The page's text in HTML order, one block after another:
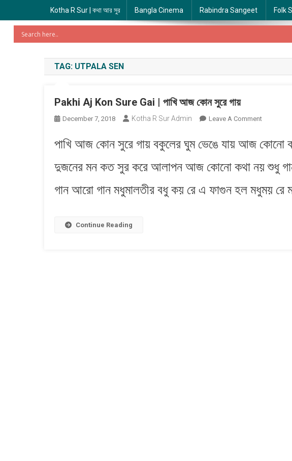
Kotha R Sur | কথা আর সুর Bangla Cinema Rabindra Sangeet Folk
TAG: UTPALA SEN
Pakhi Aj Kon Sure Gai | পাখি আজ কোন সুরে গায়
December 7, 2018 Kotha R Sur Admin Leave A CommentOn
Aj
Sure
|
পাখি
পাখি আজ কোন সুরে গায় বকুলের ঘুম ভেঙে যায় আজ কোনো
দুজনের মন​ কত সুর করে আলাপন​ আজ কোনো কথা নয় শুধু
গান আরো গান মধুমালতীর বধু ক​য় রে এ ফাগুন হল মধুম​য় রে
Continue Reading